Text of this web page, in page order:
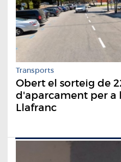
Transports
Obert el sorteig de
d'aparcament per a
Llafranc